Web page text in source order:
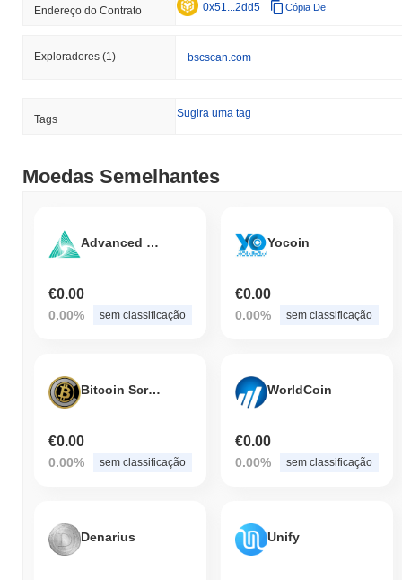
Endereço do Contrato 0x51...2dd5 Cópia De
Exploradores (1) bscscan.com
Tags Sugira uma tag
Moedas Semelhantes
Advanced Technology Coin
€0.00
0.00% sem classificação
Yocoin
€0.00
0.00% sem classificação
Bitcoin Scrypt
€0.00
0.00% sem classificação
WorldCoin
€0.00
0.00% sem classificação
Denarius Unify